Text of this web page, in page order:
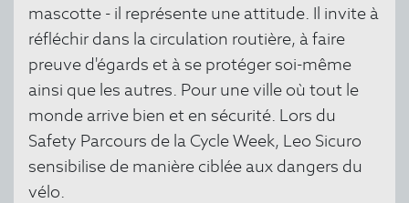
mascotte - il représente une attitude. Il invite à
réfléchir dans la circulation routière, à faire
preuve d'égards et à se protéger soi-même
ainsi que les autres. Pour une ville où tout le
monde arrive bien et en sécurité. Lors du
Safety Parcours de la Cycle Week, Leo Sicuro
sensibilise de manière ciblée aux dangers du
vélo.